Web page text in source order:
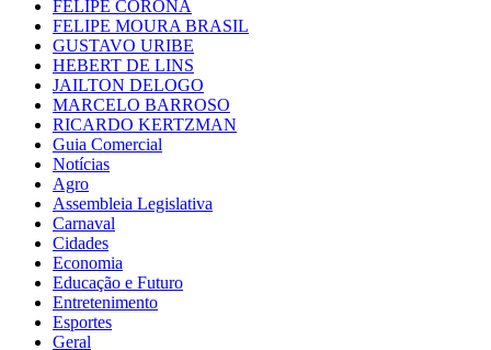
FELIPE CORONA
FELIPE MOURA BRASIL
GUSTAVO URIBE
HEBERT DE LINS
JAILTON DELOGO
MARCELO BARROSO
RICARDO KERTZMAN
Guia Comercial
Notícias
Agro
Assembleia Legislativa
Carnaval
Cidades
Economia
Educação e Futuro
Entretenimento
Esportes
Geral